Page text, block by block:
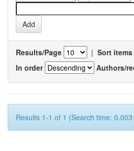
Results/Page | Sort
In order
Authors/
Results 1-1 of 1 (Search time: